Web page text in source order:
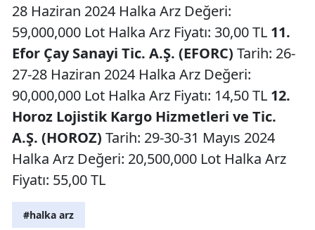
28 Haziran 2024 Halka Arz Değeri:
59,000,000 Lot Halka Arz Fiyatı: 30,00 TL 11.
Efor Çay Sanayi Tic. A.Ş. (EFORC) Tarih: 26-
27-28 Haziran 2024 Halka Arz Değeri:
90,000,000 Lot Halka Arz Fiyatı: 14,50 TL 12.
Horoz Lojistik Kargo Hizmetleri ve Tic.
A.Ş. (HOROZ) Tarih: 29-30-31 Mayıs 2024
Halka Arz Değeri: 20,500,000 Lot Halka Arz
Fiyatı: 55,00 TL
#halka arz